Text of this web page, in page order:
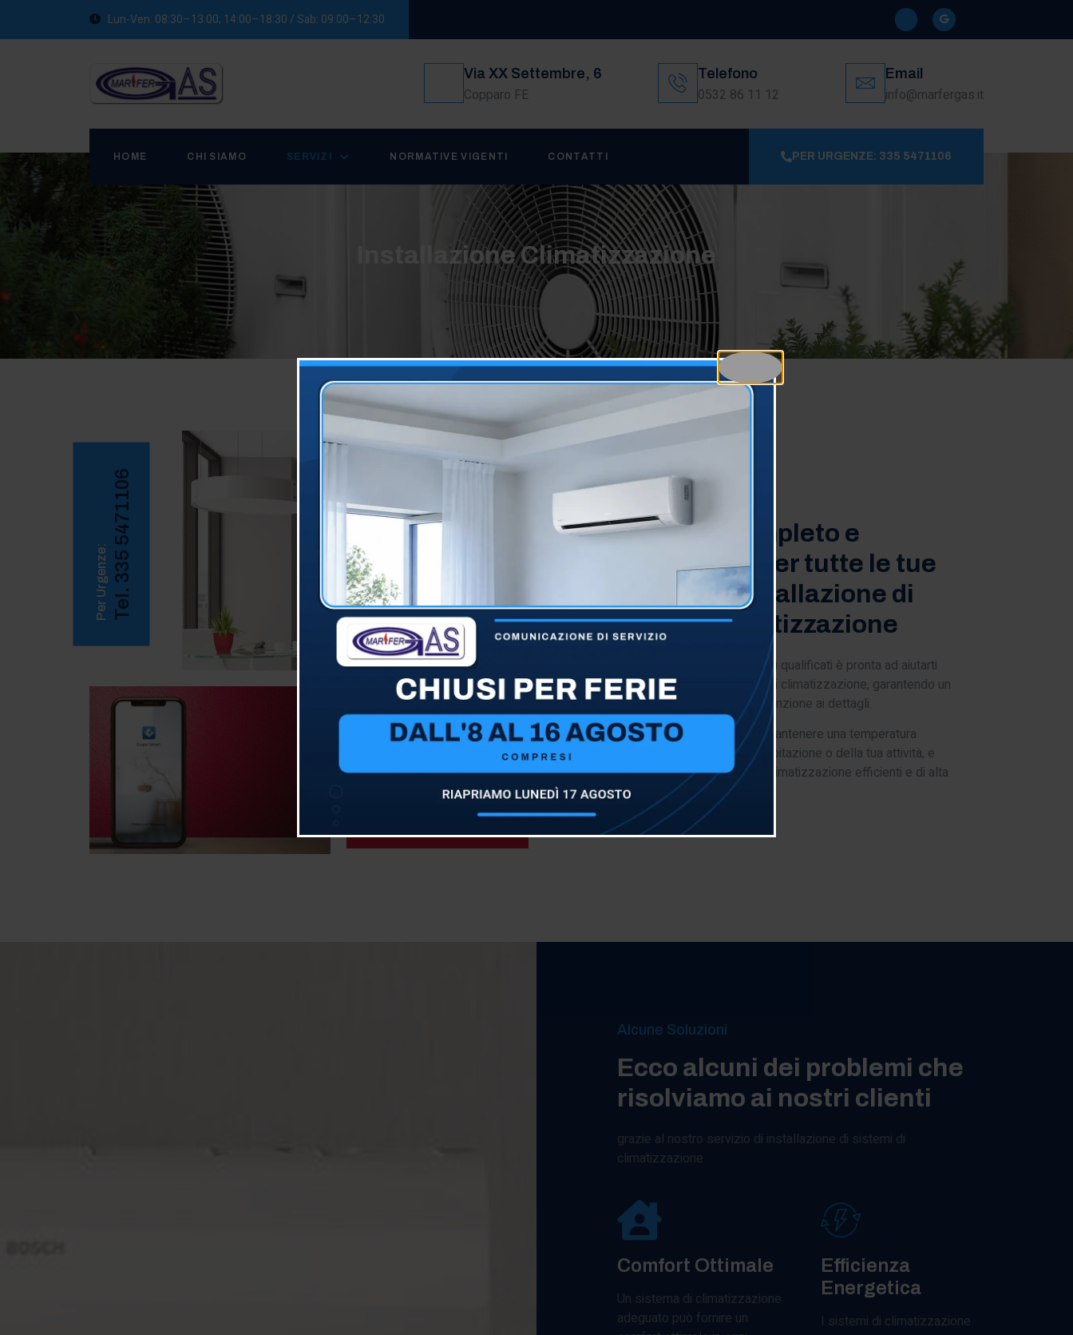
Lun-Ven: 08:30–13:00; 14:00–18:30 / Sab: 09:00–12:30
Via XX Settembre, 6
Copparo FE
Telefono
0532 86 11 12
Email
info@marfergas.it
HOME CHI SIAMO SERVIZI NORMATIVE VIGENTI CONTATTI PER URGENZE: 335 5471106
Installazione Climatizzazione
Per Urgenze:Tel. 335 5471106
Un servizio completo e
professionale per tutte le tue
esigenze di installazione di
sistemi di climatizzazione
La nostra squadra di esperti tecnici qualificati è pronta ad aiutarti
nell’installazione di nuovi sistemi di climatizzazione, garantendo un
lavoro svolto con precisione e attenzione ai dettagli.
Sappiamo quanto sia importante mantenere una temperatura
confortevole all’interno delle tua abitazione o della tua attività, e
siamo qui per fornirti soluzioni di climatizzazione efficienti e di alta
qualità.
Alcune Soluzioni
Ecco alcuni dei problemi che
risolviamo ai nostri clienti
grazie al nostro servizio di installazione di sistemi di
climatizzazione
Comfort Ottimale
Un sistema di climatizzazione
adeguato può fornire un
Efficienza
Energetica
I sistemi di climatizzazione